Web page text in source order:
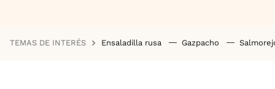
TEMAS DE INTERÉS Ensaladilla rusa Gazpacho